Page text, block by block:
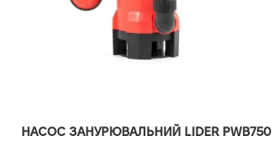
НАСОС ЗАНУРЮВАЛЬНИЙ LIDER PWB750